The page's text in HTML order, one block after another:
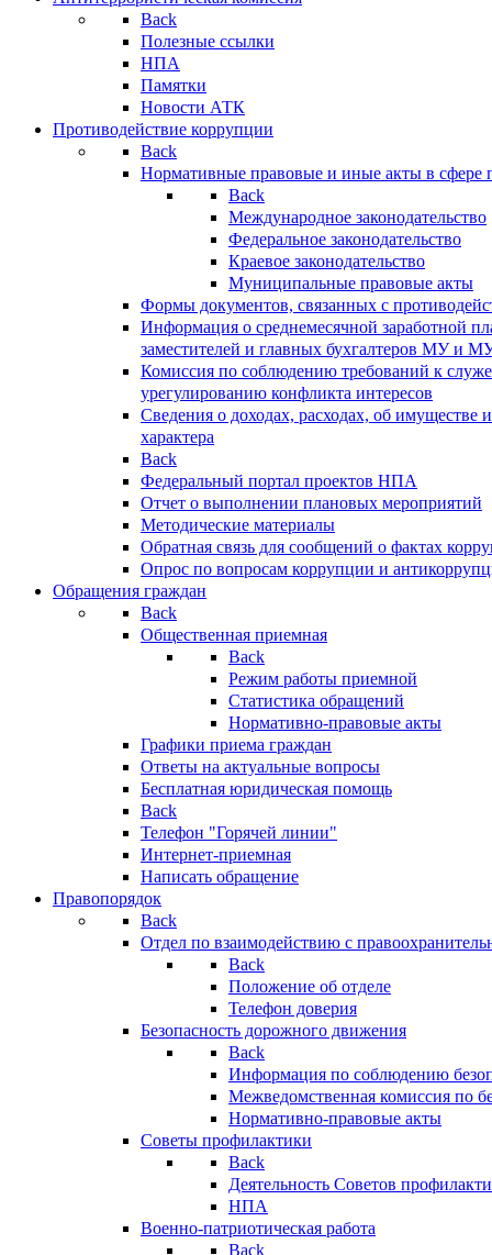
Back
Полезные ссылки
НПА
Памятки
Новости АТК
Противодействие коррупции
Back
Нормативные правовые и иные акты в сфере
Back
Международное законодательство
Федеральное законодательство
Краевое законодательство
Муниципальные правовые акты
Формы документов, связанных с
Информация о среднемесячной заработной
заместителей и главных бухгалтеров МУ и
Комиссия по соблюдению требований к
урегулированию конфликта интересов
Сведения о доходах, расходах, об имуществе
характера
Back
Федеральный портал проектов НПА
Отчет о выполнении плановых мероприятий
Методические материалы
Обратная связь для сообщений о фактах
Опрос по вопросам коррупции и
Обращения граждан
Back
Общественная приемная
Back
Режим работы приемной
Статистика обращений
Нормативно-правовые акты
Графики приема граждан
Ответы на актуальные вопросы
Бесплатная юридическая помощь
Back
Телефон "Горячей линии"
Интернет-приемная
Написать обращение
Правопорядок
Back
Отдел по взаимодействию с
Back
Положение об отделе
Телефон доверия
Безопасность дорожного движения
Back
Информация по соблюдению
Межведомственная комиссия по
Нормативно-правовые акты
Советы профилактики
Back
Деятельность Советов
НПА
Военно-патриотическая работа
Back